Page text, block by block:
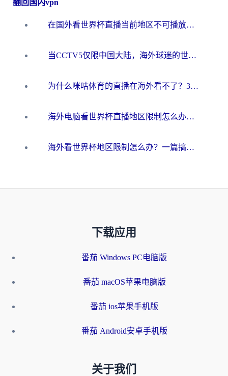
翻回国内vpn
在国外看世界杯直播当前地区不可播放？海外党必看的回国加速全攻略
当CCTV5仅限中国大陆，海外球迷的世界杯狂欢如何继续？
为什么咪咕体育的直播在海外看不了？3步解决海外看世界杯+抖音地区限制难题
海外电脑看世界杯直播地区限制怎么办？你需要一个聪明的加速器
海外看世界杯地区限制怎么办？一篇搞定咪咕视频播放+国内资源无缝访问指南
下载应用
番茄 Windows PC电脑版
番茄 macOS苹果电脑版
番茄 ios苹果手机版
番茄 Android安卓手机版
关于我们